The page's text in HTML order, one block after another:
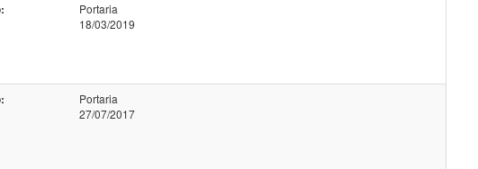
Portaria
18/03/2019
Portaria
27/07/2017